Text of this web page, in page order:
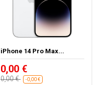
iPhone 14 Pro Max...
0,00 €
0,00 € -0,00 €